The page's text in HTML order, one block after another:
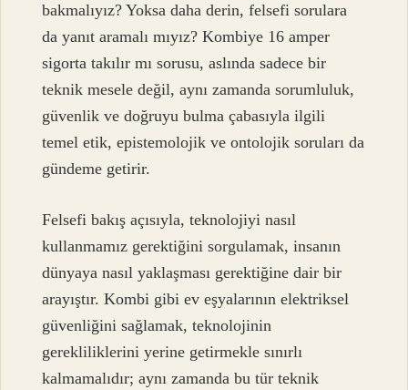
bakmalıyız? Yoksa daha derin, felsefi sorulara
da yanıt aramalı mıyız? Kombiye 16 amper
sigorta takılır mı sorusu, aslında sadece bir
teknik mesele değil, aynı zamanda sorumluluk,
güvenlik ve doğruyu bulma çabasıyla ilgili
temel etik, epistemolojik ve ontolojik soruları da
gündeme getirir.
Felsefi bakış açısıyla, teknolojiyi nasıl
kullanmamız gerektiğini sorgulamak, insanın
dünyaya nasıl yaklaşması gerektiğine dair bir
arayıştır. Kombi gibi ev eşyalarının elektriksel
güvenliğini sağlamak, teknolojinin
gerekliliklerini yerine getirmekle sınırlı
kalmamalıdır; aynı zamanda bu tür teknik